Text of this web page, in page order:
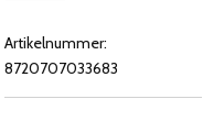
Artikelnummer:
8720707033683